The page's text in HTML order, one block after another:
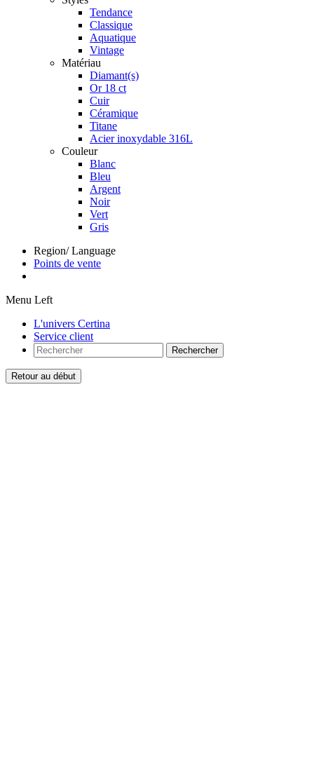
Tendance
Classique
Aquatique
Vintage
Matériau
Diamant(s)
Or 18 ct
Cuir
Céramique
Titane
Acier inoxydable 316L
Couleur
Blanc
Bleu
Argent
Noir
Vert
Gris
Region/ Language
Points de vente
Menu Left
L'univers Certina
Service client
Rechercher
Retour au début